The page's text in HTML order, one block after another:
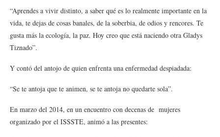
“Aprendes a vivir distinto, a saber qué es lo realmente importante en la
vida, te dejas de cosas banales, de la soberbia, de odios y rencores. Te
gusta más la ecología, la paz. Hoy creo que está naciendo otra Gladys
Tiznado”.
Y contó del antojo de quien enfrenta una enfermedad despiadada:
“Se te antoja que te animen, se te antoja no quedarte sola”.
En marzo del 2014, en un encuentro con decenas de mujeres
organizado por el ISSSTE, animó a las presentes: